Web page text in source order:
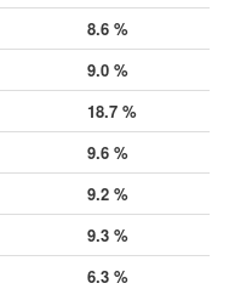
8.6 %
9.0 %
18.7 %
9.6 %
9.2 %
9.3 %
6.3 %